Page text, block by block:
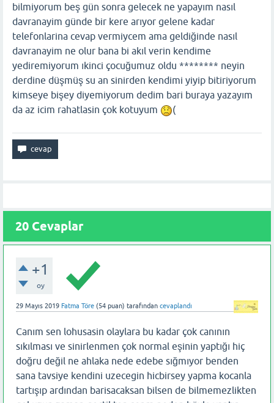
bilmiyorum beş gün sonra gelecek ne yapayım nasıl
davranayim günde bir kere arıyor gelene kadar
telefonlarina cevap vermiycem ama geldiğinde nasıl
davranayim ne olur bana bi akıl verin kendime
yediremiyorum ıkinci çocuğumuz oldu ******** neyin
derdine düşmüş su an sinirden kendimi yiyip bitiriyorum
kimseye bişey diyemiyorum dedim bari buraya yazayım
da az icim rahatlasin çok kotuyum
(
20 Cevaplar
+1
oy
29 Mayıs 2019 Fatma Töre (54 puan) tarafından cevaplandı
Canım sen lohusasin olaylara bu kadar çok canının
sıkılması ve sinirlenmen çok normal eşinin yaptığı hiç
doğru değil ne ahlaka nede edebe sığmıyor benden
sana tavsiye kendini uzecegin hicbirsey yapma kocanla
tartışıp ardından barisacaksan bilsen de bilmemezlikten